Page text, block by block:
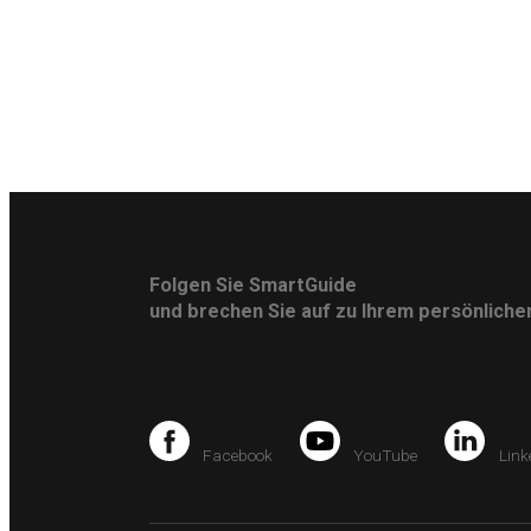
Folgen Sie SmartGuide
und brechen Sie auf zu Ihrem
Facebook YouTube